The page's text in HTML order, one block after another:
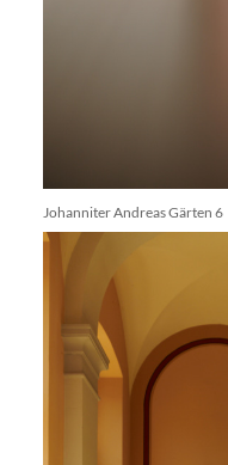
Johanniter Andreas Gärten 6